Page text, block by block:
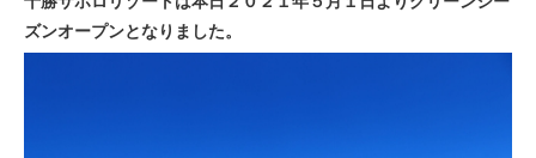
ズンオープンとなりました。